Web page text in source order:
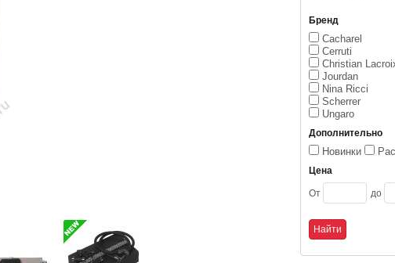
Бренд
Cacharel
Cerruti
Christian
Jourdan
Nina Ricci
Scherrer
Ungaro
Дополнительно
Новинки
Цена
От до